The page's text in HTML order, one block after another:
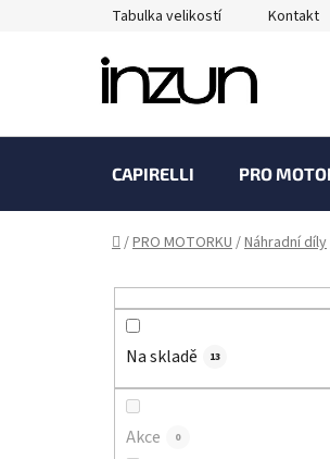
Tabulka velikostí Kontakt
CAPIRELLI PRO
Domů
/PRO MOTORKU/Náhradní díly
Na skladě 13
Akce 0